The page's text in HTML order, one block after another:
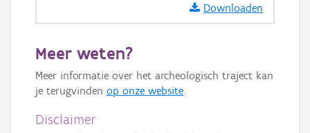
GRB-Basiskaart
GRB-Basiskaart in grijswaarden
Downloaden
Meer weten?
Meer informatie over het archeologisch traject kan
je terugvinden op onze website.
Disclaimer